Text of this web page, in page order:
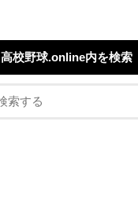
高校野球.online内を検索